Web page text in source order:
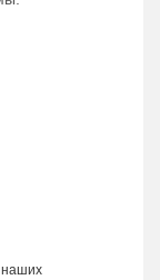
наших